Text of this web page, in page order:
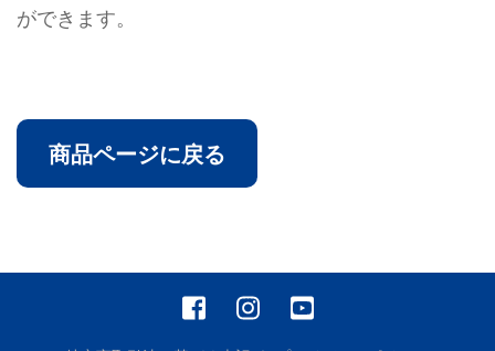
ができます。
商品ページに戻る